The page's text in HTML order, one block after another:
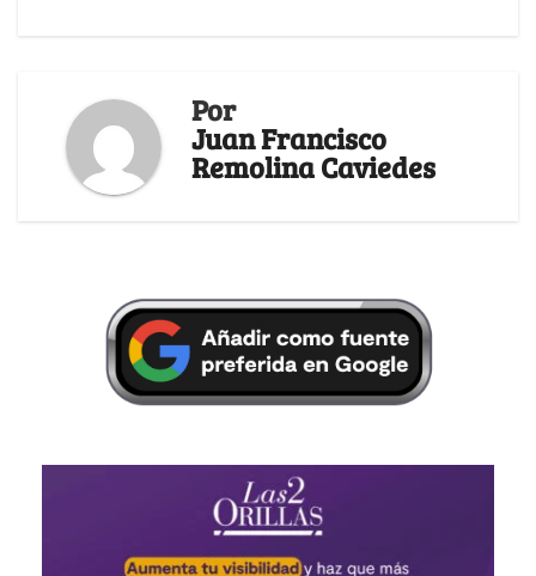
Por
Juan Francisco
Remolina Caviedes